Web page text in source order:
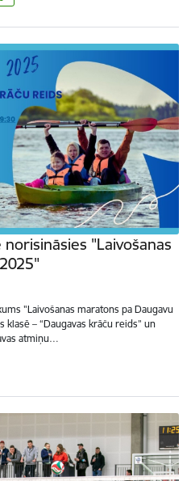
"Laivošanas
"Laivošanas maratons pa Daugavu
klasē – “Daugavas krāču reids” un
atmiņu…